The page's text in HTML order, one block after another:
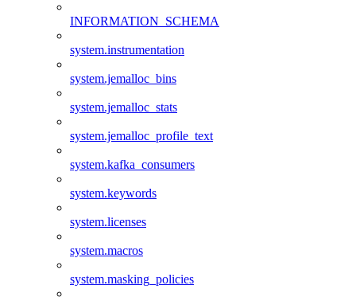
INFORMATION_SCHEMA
system.instrumentation
system.jemalloc_bins
system.jemalloc_stats
system.jemalloc_profile_text
system.kafka_consumers
system.keywords
system.licenses
system.macros
system.masking_policies